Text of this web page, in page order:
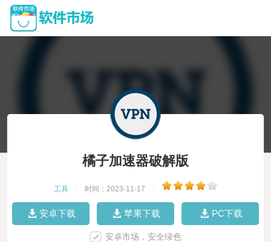
橘子加速器破解版
工具 时间：2023-11-17
安卓下载 苹果下载 PC下载
安卓市场，安全绿色